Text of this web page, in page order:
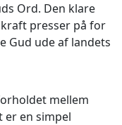
Ord. Den klare
presser på for
Gud ude af landets
mellem
en simpel